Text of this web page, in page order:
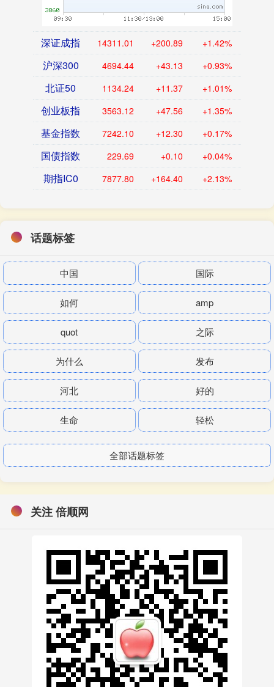
深证成指 14311.01 +200.89 +1.42%
沪深300 4694.44 +43.13 +0.93%
北证50 1134.24 +11.37 +1.01%
创业板指 3563.12 +47.56 +1.35%
基金指数 7242.10 +12.30 +0.17%
国债指数 229.69 +0.10 +0.04%
期指IC0 7877.80 +164.40 +2.13%
话题标签
中国 国际
如何 amp
quot 之际
为什么 发布
河北 好的
生命 轻松
全部话题标签
关注 倍顺网